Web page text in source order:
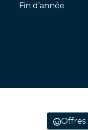
Offres
Fin d’année